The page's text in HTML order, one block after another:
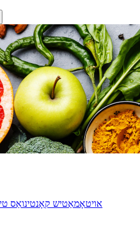
אויטאָמאַטיש קאָנטינואַס